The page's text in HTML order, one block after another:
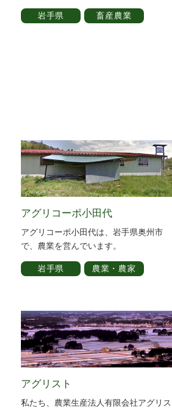
岩手県 畜産農業
アグリコーポ小田代
アグリコーポ小田代は、岩手県奥州市
で、農業を営んでいます。
岩手県 農業・農家
アグリスト
私たち、農業生産法人有限会社アグリス